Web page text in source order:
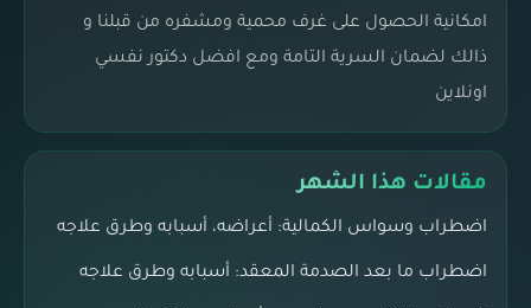
امكانية الحصول على غرف محمية ومشفره من قبلنا و
ذالك لضمان السرية التامة ومع افضل دكتور نفسي
اونلاين
مقالات هذا الشهر
اضطراب وسواس الكمالية: أعراضه، أسبابه وطرق علاجه
اضطراب ما بعد الصدمة المعقد: أسبابه وطرق علاجه